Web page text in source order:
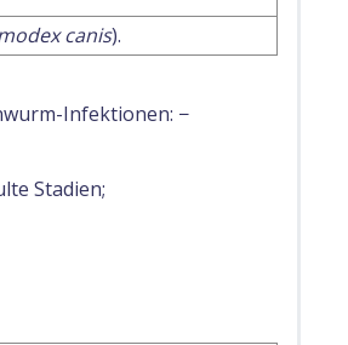
canis).
Infektionen: −
Stadien;